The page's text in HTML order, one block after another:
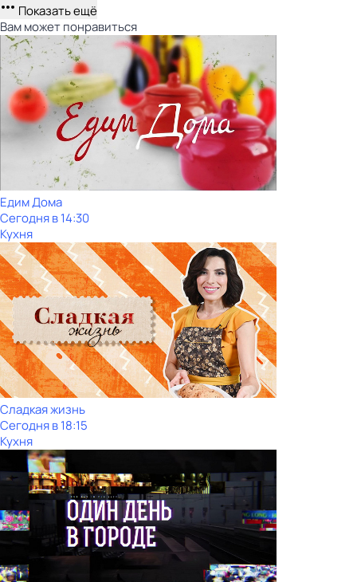
Показать ещё
Вам может понравиться
Едим Дома
Сегодня в 14:30
Кухня
Сладкая жизнь
Сегодня в 18:15
Кухня